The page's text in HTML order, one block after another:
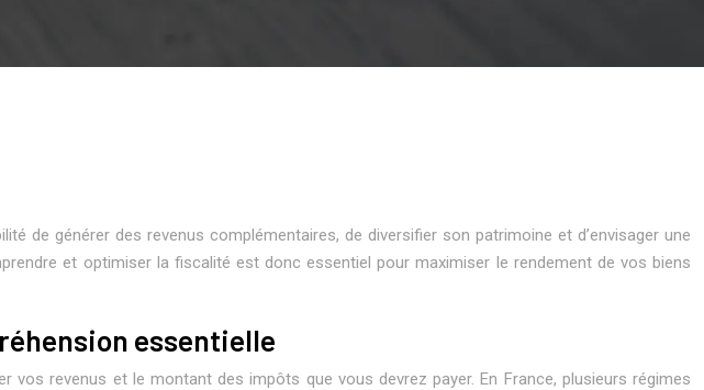
de générer des revenus complémentaires, de diversifier son patrimoine et d’envisager une
et optimiser la fiscalité est donc essentiel pour maximiser le rendement de vos biens
essentielle
revenus et le montant des impôts que vous devrez payer. En France, plusieurs régimes